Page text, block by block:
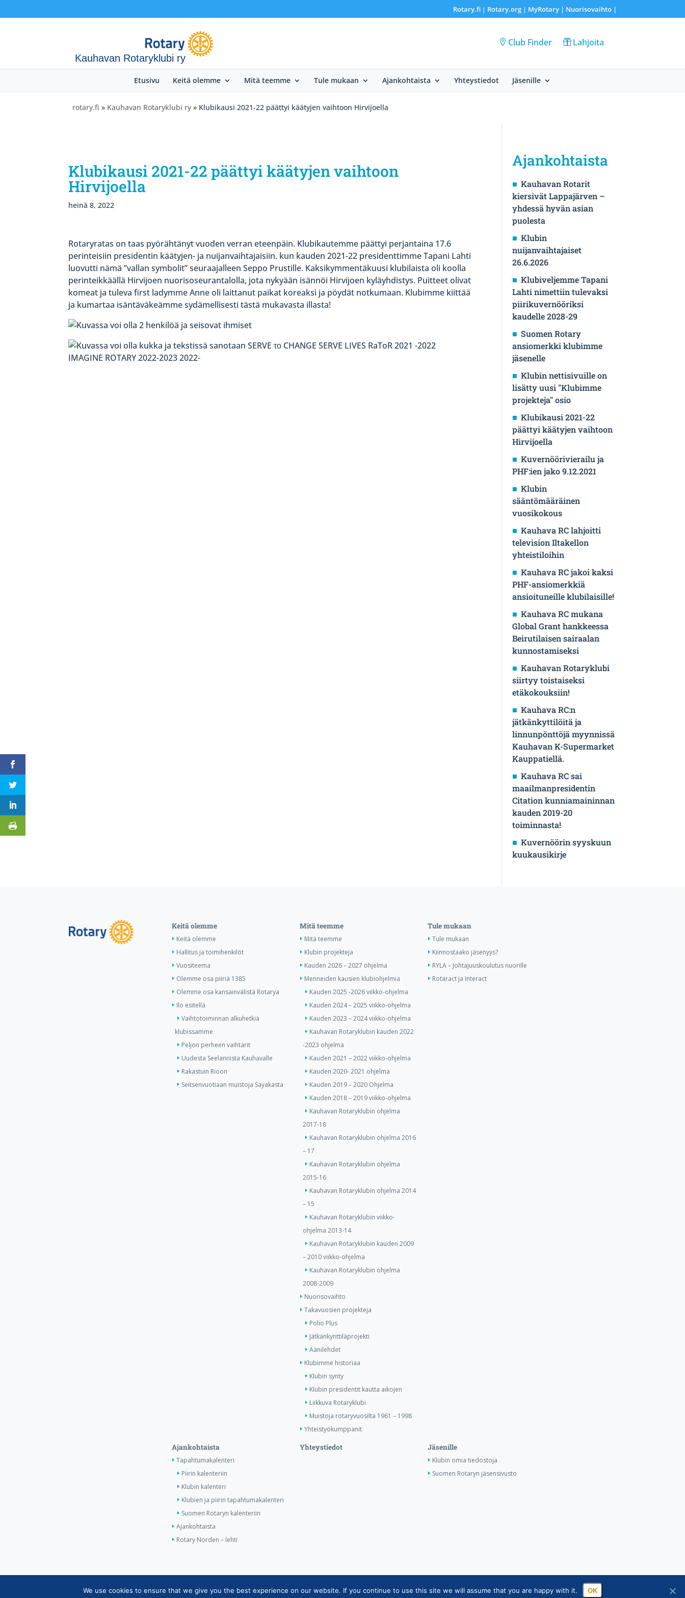
Rotary.fi| Rotary.org| MyRotary | Nuorisovaihto|
Kauhavan Rotaryklubi ry
Club Finder Lahjoita
Etusivu Keitä olemme Mitä teemme Tule mukaan Ajankohtaista Yhteystiedot Jäsenille
rotary.fi » Kauhavan Rotaryklubi ry » Klubikausi 2021-22 päättyi käätyjen vaihtoon Hirvijoella
Klubikausi 2021-22 päättyi käätyjen vaihtoon
Hirvijoella
heinä 8, 2022
Rotaryratas on taas pyörähtänyt vuoden verran eteenpäin. Klubikautemme päättyi perjantaina 17.6
perinteisiin presidentin käätyjen- ja nuijanvaihtajaisiin. kun kauden 2021-22 presidenttimme Tapani Lahti
luovutti nämä ”vallan symbolit” seuraajalleen Seppo Prustille. Kaksikymmentäkuusi klubilaista oli koolla
perinteikkäällä Hirvijoen nuorisoseurantalolla, jota nykyään isännöi Hirvijoen kyläyhdistys. Puitteet olivat
komeat ja tuleva first ladymme Anne oli laittanut paikat koreaksi ja pöydät notkumaan. Klubimme kiittää
ja kumartaa isäntäväkeämme sydämellisesti tästä mukavasta illasta!
Ajankohtaista
Kauhavan Rotarit
kiersivät Lappajärven –
yhdessä hyvän asian
puolesta
Klubin
nuijanvaihtajaiset
26.6.2026
Klubiveljemme Tapani
Lahti nimettiin tulevaksi
piirikuvernööriksi
kaudelle 2028-29
Suomen Rotary
ansiomerkki klubimme
jäsenelle
Klubin nettisivuille on
lisätty uusi "Klubimme
projekteja" osio
Klubikausi 2021-22
päättyi käätyjen vaihtoon
Hirvijoella
Kuvernöörivierailu ja
PHF:ien jako 9.12.2021
Klubin
sääntömääräinen
vuosikokous
Kauhava RC lahjoitti
television Iltakellon
yhteistiloihin
Kauhava RC jakoi kaksi
PHF-ansiomerkkiä
ansioituneille klubilaisille!
Kauhava RC mukana
Global Grant hankkeessa
Beirutilaisen sairaalan
kunnostamiseksi
Kauhavan Rotaryklubi
siirtyy toistaiseksi
etäkokouksiin!
Kauhava RC:n
jätkänkyttilöitä ja
linnunpönttöjä myynnissä
Kauhavan K-Supermarket
Kauppatiellä.
Kauhava RC sai
maailmanpresidentin
Citation kunniamaininnan
kauden 2019-20
toiminnasta!
Kuvernöörin syyskuun
kuukausikirje
Keitä olemme
Keitä olemme
Hallitus ja toimihenkilöt
Vuositeema
Olemme osa piiriä 1385
Olemme osa kansainvälistä Rotarya
Ilo esitellä
Vaihtotoiminnan alkuhetkiä
klubissamme
Peljon perheen vaihtarit
Uudesta Seelannista Kauhavalle
Rakastuin Rioon
Seitsenvuotiaan muistoja Sayakasta
Mitä teemme
Mitä teemme
Klubin projekteja
Kauden 2026 – 2027 ohjelma
Menneiden kausien klubiohjelmia
Kauden 2025 -2026 viikko-ohjelma
Kauden 2024 – 2025 viikko-ohjelma
Kauden 2023 – 2024 viikko-ohjelma
Kauhavan Rotaryklubin kauden 2022
-2023 ohjelma
Kauden 2021 – 2022 viikko-ohjelma
Kauden 2020- 2021 ohjelma
Kauden 2019 – 2020 Ohjelma
Kauden 2018 – 2019 viikko-ohjelma
Kauhavan Rotaryklubin ohjelma
2017-18
Kauhavan Rotaryklubin ohjelma 2016
– 17
Kauhavan Rotaryklubin ohjelma
2015-16
Kauhavan Rotaryklubin ohjelma 2014
– 15
Kauhavan Rotaryklubin viikko-
ohjelma 2013-14
Kauhavan Rotaryklubin kauden 2009
– 2010 viikko-ohjelma
Kauhavan Rotaryklubin ohjelma
2008-2009
Nuorisovaihto
Takavuosien projekteja
Polio Plus
Jätkänkynttiläprojekti
Äänilehdet
Klubimme historiaa
Klubin synty
Klubin presidentit kautta aikojen
Liikkuva Rotaryklubi
Muistoja rotaryvuosilta 1961 – 1998
Yhteistyökumppanit
Tule mukaan
Tule mukaan
Kiinnostaako jäsenyys?
RYLA – Johtajuuskoulutus nuorille
Rotaract ja Interact
Ajankohtaista
Tapahtumakalenteri
Piirin kalenteriin
Klubin kalenteri
Klubien ja piirin tapahtumakalenteri
Suomen Rotaryn kalenteriin
Ajankohtaista
Rotary Norden – lehti
Yhteystiedot Jäsenille
Klubin omia tiedostoja
Suomen Rotaryn jäsensivusto
Copyright © Suomen Rotarypalvelu ry 2026 | Jäsentietojärjestelmän tietosuojaseloste|Henkilötietojen käsittely Rotarytoiminnassa
We use cookies to ensure that we give you the best experience on our website. If you continue to use this site we will assume that you are happy with it. OK